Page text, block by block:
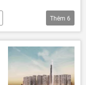
Nga
Thêm 6